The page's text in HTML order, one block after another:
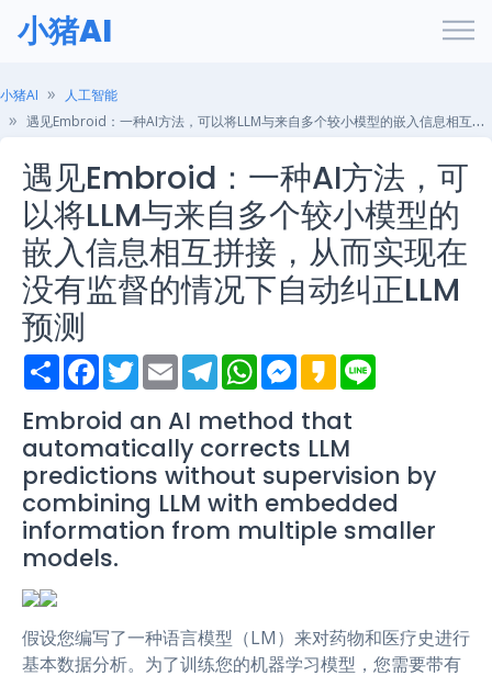
小猪AI
小猪AI
人工智能
遇见Embroid：一种AI方法，可以将LLM与来自多个较小模型的嵌入信息相互拼接，从而实现在没有监督的情况下自动纠正LLM预测
遇见Embroid：一种AI方法，可
以将LLM与来自多个较小模型的
嵌入信息相互拼接，从而实现在
没有监督的情况下自动纠正LLM
预测
S
h
r
e
F
a
e
b
o
o
k
T
w
t
t
e
r
E
m
i
l
T
e
e
g
r
a
m
W
h
t
s
A
p
p
M
e
s
e
n
g
e
r
K
a
a
o
Embroid an AI method that
automatically corrects LLM
predictions without supervision by
combining LLM with embedded
information from multiple smaller
models.
假设您编写了一种语言模型（LM）来对药物和医疗史进行
基本数据分析。为了训练您的机器学习模型，您需要带有